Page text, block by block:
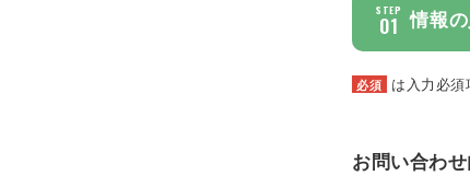
STEP
01 情報
必須 は入力必須
お問い合わ